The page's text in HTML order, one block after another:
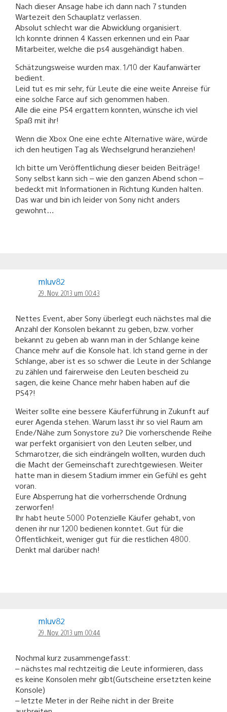
Nach dieser Ansage habe ich dann nach 7 stunden
Wartezeit den Schauplatz verlassen.
Absolut schlecht war die Abwicklung organisiert.
Ich konnte drinnen 4 Kassen erkennen und ein Paar
Mitarbeiter, welche die ps4 ausgehändigt haben.
Schätzungsweise wurden max. 1/10 der Kaufanwärter
bedient.
Leid tut es mir sehr, für Leute die eine weite Anreise für
eine solche Farce auf sich genommen haben.
Alle die eine PS4 ergattern konnten, wünsche ich viel
Spaß mit ihr!
Wenn die Xbox One eine echte Alternative wäre, würde
ich den heutigen Tag als Wechselgrund heranziehen!
Ich bitte um Veröffentlichung dieser beiden Beiträge!
Sony selbst kann sich – wie den ganzen Abend schon –
bedeckt mit Informationen in Richtung Kunden halten.
Das war und bin ich leider von Sony nicht anders
gewohnt…
mluv82
29. Nov. 2013 um 00:43
Nettes Event, aber Sony überlegt euch nächstes mal die
Anzahl der Konsolen bekannt zu geben, bzw. vorher
bekannt zu geben ab wann man in der Schlange keine
Chance mehr auf die Konsole hat. Ich stand gerne in der
Schlange, aber ist es so schwer die Leute in der Schlange
zu zählen und fairerweise den Leuten bescheid zu
sagen, die keine Chance mehr haben haben auf die
PS4?!
Weiter sollte eine bessere Käuferführung in Zukunft auf
eurer Agenda stehen. Warum lasst ihr so viel Raum am
Ende/Nähe zum Sonystore zu? Die vorherschende Reihe
war perfekt organisiert von den Leuten selber, und
Schmarotzer, die sich eindrängeln wollten, wurden duch
die Macht der Gemeinschaft zurechtgewiesen. Weiter
hatte man in diesem Stadium immer ein Gefühl es geht
voran.
Eure Absperrung hat die vorherrschende Ordnung
zerworfen!
Ihr habt heute 5000 Potenzielle Käufer gehabt, von
denen ihr nur 1200 bedienen konntet. Gut für die
Öffentlichkeit, weniger gut für die restlichen 4800.
Denkt mal darüber nach!
mluv82
29. Nov. 2013 um 00:44
Nochmal kurz zusammengefasst:
– nächstes mal rechtzeitig die Leute informieren, dass
es keine Konsolen mehr gibt(Gutscheine ersetzten keine
Konsole)
– letzte Meter in der Reihe nicht in der Breite